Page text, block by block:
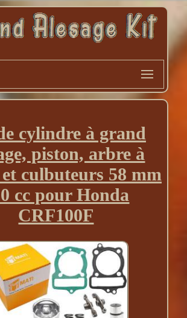
cylindre à grand
piston, arbre à
et culbuteurs 58 mm
cc pour Honda
CRF100F